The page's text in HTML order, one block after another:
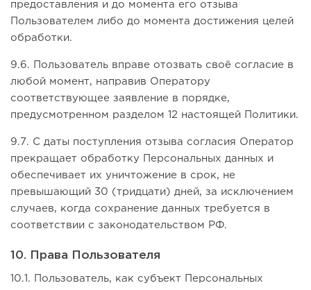
предоставления и до момента его отзыва
Пользователем либо до момента достижения целей
обработки.
9.6. Пользователь вправе отозвать своё согласие в
любой момент, направив Оператору
соответствующее заявление в порядке,
предусмотренном разделом 12 настоящей Политики.
9.7. С даты поступления отзыва согласия Оператор
прекращает обработку Персональных данных и
обеспечивает их уничтожение в срок, не
превышающий 30 (тридцати) дней, за исключением
случаев, когда сохранение данных требуется в
соответствии с законодательством РФ.
10. Права Пользователя
10.1. Пользователь, как субъект Персональных